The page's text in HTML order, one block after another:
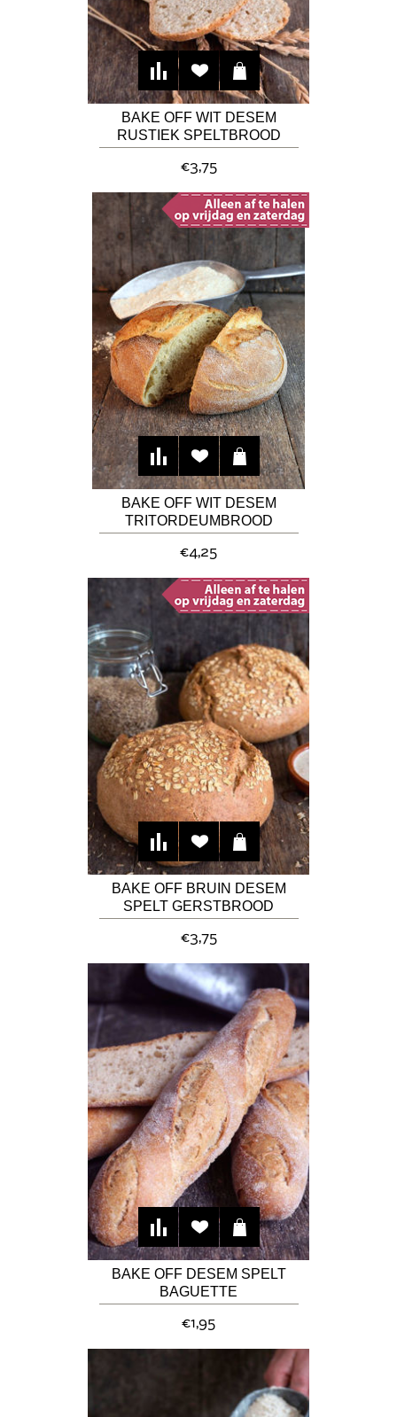
BAKE OFF WIT DESEM
RUSTIEK SPELTBROOD
€3,75
BAKE OFF WIT DESEM
TRITORDEUMBROOD
€4,25
BAKE OFF BRUIN DESEM
SPELT GERSTBROOD
€3,75
BAKE OFF DESEM SPELT
BAGUETTE
€1,95